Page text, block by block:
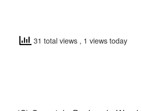
31 total views , 1 views today